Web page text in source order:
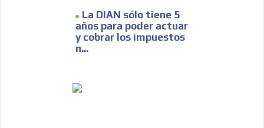
La DIAN sólo tiene 5
años para poder actuar
y cobrar los impuestos
n...